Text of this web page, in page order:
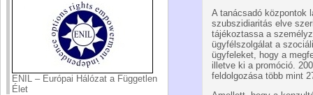
ENIL – Európai Hálózat a Független
Élet
A tanácsadó központok
szubszidiaritás elve
tájékoztassa a
ügyfélszolgálat a
ügyfeleket, hogy a
illetve ki a promóció.
feldolgozása több mint